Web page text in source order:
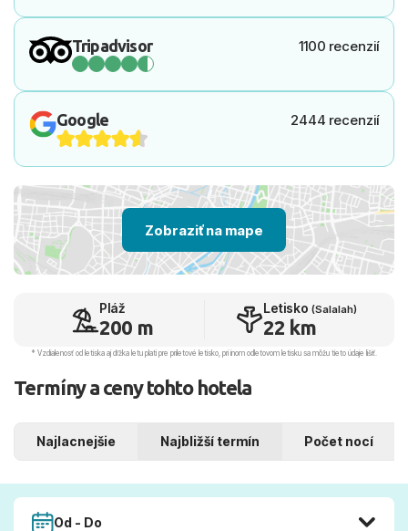
Tripadvisor 1100 recenzií
Google 2444 recenzií
Zobraziť na mape
Pláž
200 m
Letisko (Salalah)
22 km
* Vzdialenosť od letiska aj dľžka letu platí pre príletové letisko, pri inom odletovom letisku sa môžu tieto údaje líšiť.
Termíny a ceny tohto hotela
Najlacnejšie Najbližší termín Počet nocí
Od - Do